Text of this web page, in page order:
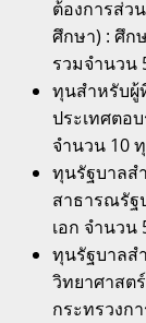
ต้องการส่ว
ศึกษา) : ศึก
รวมจำนวน
ทุนสำหรับผู้
ประเทศตอ
จำนวน 10
ทุนรัฐบาลส
สาธารณรัฐ
เอก จำนวน
ทุนรัฐบาลส
วิทยาศาสต
กระทรวงก